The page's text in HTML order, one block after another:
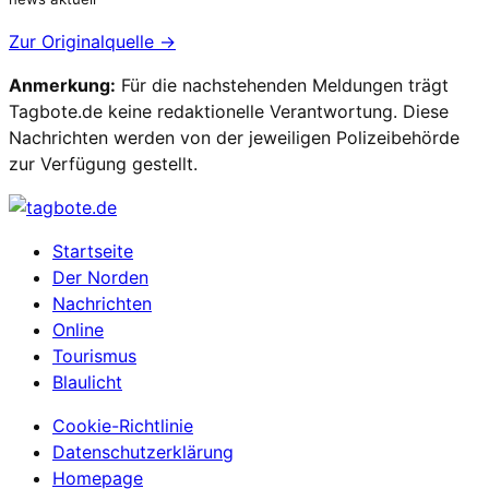
Zur Originalquelle →
Anmerkung: Für die nachstehenden Meldungen trägt
Tagbote.de keine redaktionelle Verantwortung. Diese
Nachrichten werden von der jeweiligen Polizeibehörde
zur Verfügung gestellt.
Startseite
Der Norden
Nachrichten
Online
Tourismus
Blaulicht
Cookie-Richtlinie
Datenschutzerklärung
Homepage